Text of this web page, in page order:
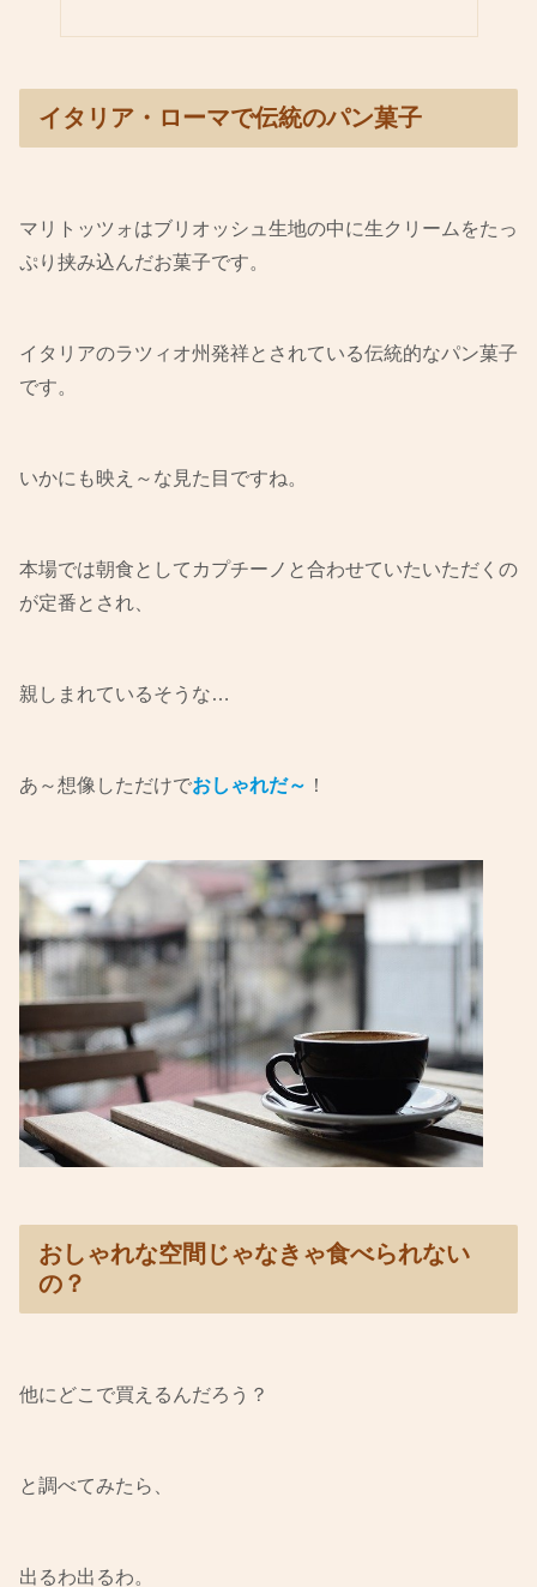
イタリア・ローマで伝統のパン菓子
マリトッツォはブリオッシュ生地の中に生クリームをたっ
ぷり挟み込んだお菓子です。
イタリアのラツィオ州発祥とされている伝統的なパン菓子
です。
いかにも映え～な見た目ですね。
本場では朝食としてカプチーノと合わせていたいただくの
が定番とされ、
親しまれているそうな…
あ～想像しただけでおしゃれだ～ ！
おしゃれな空間じゃなきゃ食べられない
の？
他にどこで買えるんだろう？
と調べてみたら、
出るわ出るわ。